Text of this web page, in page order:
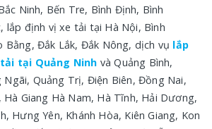
Ninh, Bến Tre, Bình Định, Bình
lắp định vị xe tải tại Hà Nội, Bình
Bằng, Đắk Lắk, Đắk Nông, dịch vụ lắp
tại Quảng Ninh và Quảng Bình,
Ngãi, Quảng Trị, Điện Biên, Đồng Nai,
Giang Hà Nam, Hà Tĩnh, Hải Dương,
Hưng Yên, Khánh Hòa, Kiên Giang, Kon